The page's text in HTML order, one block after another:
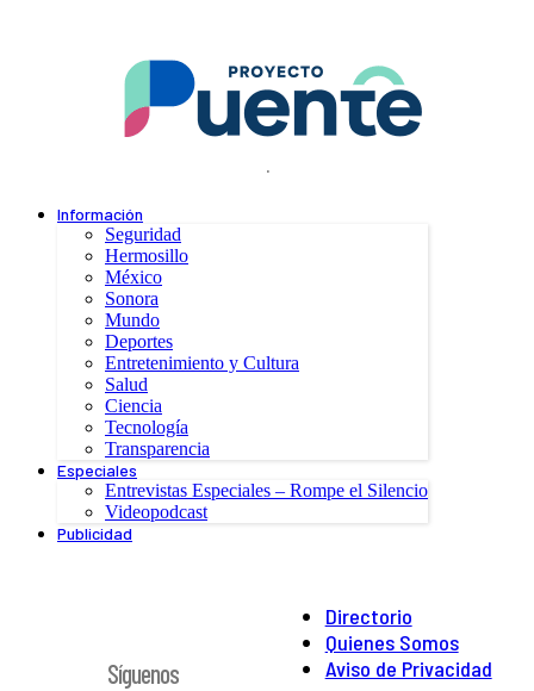
.
Información
Seguridad
Hermosillo
México
Sonora
Mundo
Deportes
Entretenimiento y Cultura
Salud
Ciencia
Tecnología
Transparencia
Especiales
Entrevistas Especiales – Rompe el Silencio
Videopodcast
Publicidad
Directorio
Quienes Somos
Aviso de Privacidad
Síguenos